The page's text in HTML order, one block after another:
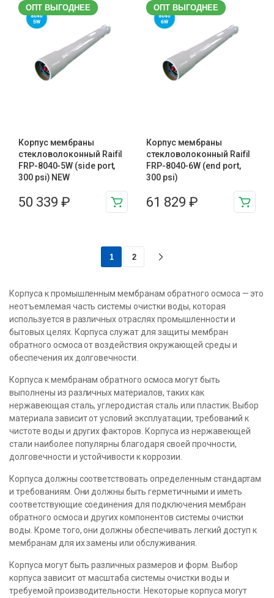
ОПТ ВЫГОДНЕЕ
Корпус мембраны
стекловолоконный Raifil
FRP-8040-5W (side port,
300 psi) NEW
50 339 ₽
ОПТ ВЫГОДНЕЕ
Корпус мембраны
стекловолоконный Raifil
FRP-8040-6W (end port,
300 psi)
61 829 ₽
1 2
Корпуса к промышленным мембранам обратного осмоса — это
неотъемлемая часть системы очистки воды, которая
используется в различных отраслях промышленности и
бытовых целях. Корпуса служат для защиты мембран
обратного осмоса от воздействия окружающей среды и
обеспечения их долговечности.
Корпуса к мембранам обратного осмоса могут быть
выполнены из различных материалов, таких как
нержавеющая сталь, углеродистая сталь или пластик. Выбор
материала зависит от условий эксплуатации, требований к
чистоте воды и других факторов. Корпуса из нержавеющей
стали наиболее популярны благодаря своей прочности,
долговечности и устойчивости к коррозии.
Корпуса должны соответствовать определенным стандартам
и требованиям. Они должны быть герметичными и иметь
соответствующие соединения для подключения мембран
обратного осмоса и других компонентов системы очистки
воды. Кроме того, они должны обеспечивать легкий доступ к
мембранам для их замены или обслуживания.
Корпуса могут быть различных размеров и форм. Выбор
корпуса зависит от масштаба системы очистки воды и
требуемой производительности. Некоторые корпуса могут